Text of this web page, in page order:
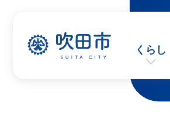
くらし